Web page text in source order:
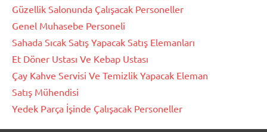
Güzellik Salonunda Çalışacak Personeller
Genel Muhasebe Personeli
Sahada Sıcak Satış Yapacak Satış Elemanları
Et Döner Ustası Ve Kebap Ustası
Çay Kahve Servisi Ve Temizlik Yapacak Eleman
Satış Mühendisi
Yedek Parça İşinde Çalışacak Personeller